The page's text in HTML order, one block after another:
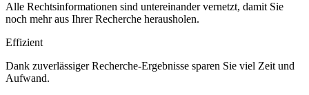
Alle Rechtsinformationen sind untereinander vernetzt, damit Sie
noch mehr aus Ihrer Recherche herausholen.
Effizient
Dank zuverlässiger Recherche-Ergebnisse sparen Sie viel Zeit und
Aufwand.